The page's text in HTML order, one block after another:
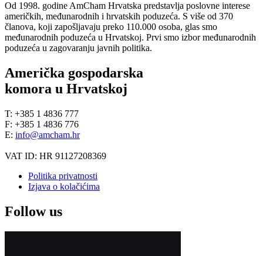
Od 1998. godine AmCham Hrvatska predstavlja poslovne interese
američkih, međunarodnih i hrvatskih poduzeća. S više od 370
članova, koji zapošljavaju preko 110.000 osoba, glas smo
međunarodnih poduzeća u Hrvatskoj. Prvi smo izbor međunarodnih
poduzeća u zagovaranju javnih politika.
Američka gospodarska
komora u Hrvatskoj
T: +385 1 4836 777
F: +385 1 4836 776
E: info@amcham.hr
VAT ID: HR 91127208369
Politika privatnosti
Izjava o kolačićima
Follow us